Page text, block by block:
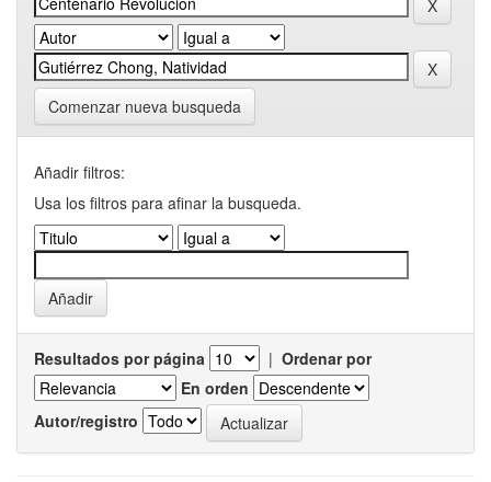
Comenzar nueva busqueda
Añadir filtros:
Usa los filtros para afinar la busqueda.
Resultados por página | Ordenar por
En orden
Autor/registro